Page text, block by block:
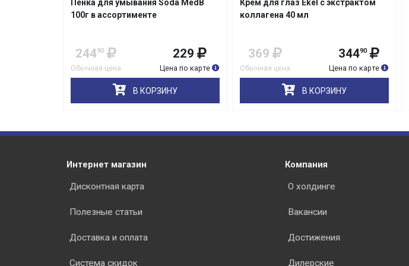
Пенка для умывания Soda MedB
100г в ассортименте
24490
Обычная цена
229
Цена по карте
В КОРЗИНУ
Крем для глаз Ekel c экстрактом
коллагена 40 мл
369
Обычная цена
34490
Цена по карте
В КОРЗИНУ
Интернет магазин
Дисконтная карта
Полезные статьи
Доставка и оплата
Система скидок
Компания
О холдинге
Вакансии
Достижения
Дилерские